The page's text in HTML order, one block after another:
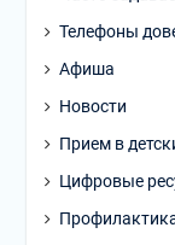
Телефоны
Афиша
Новости
Прием в
Цифровые